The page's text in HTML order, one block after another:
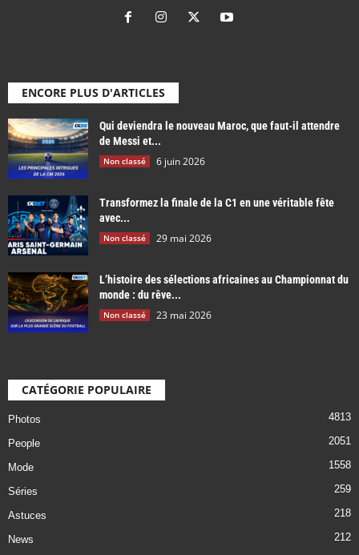
ENCORE PLUS D'ARTICLES
Qui deviendra le nouveau Maroc, que faut-il attendre
de Messi et...
Non classé 6 juin 2026
Transformez la finale de la C1 en une véritable fête
avec...
Non classé 29 mai 2026
L’histoire des sélections africaines au Championnat du
monde : du rêve...
Non classé 23 mai 2026
CATÉGORIE POPULAIRE
Photos 4813
People 2051
Mode 1558
Séries 259
Astuces 218
News
212